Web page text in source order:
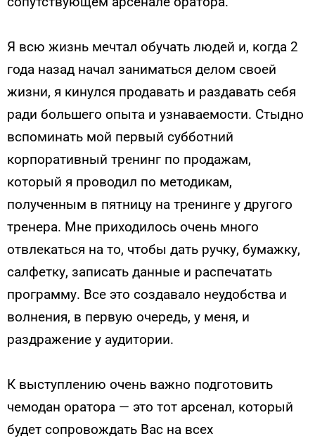
Я всю жизнь мечтал обучать людей и, когда 2
года назад начал заниматься делом своей
жизни, я кинулся продавать и раздавать себя
ради большего опыта и узнаваемости. Стыдно
вспоминать мой первый субботний
корпоративный тренинг по продажам,
который я проводил по методикам,
полученным в пятницу на тренинге у другого
тренера. Мне приходилось очень много
отвлекаться на то, чтобы дать ручку, бумажку,
салфетку, записать данные и распечатать
программу. Все это создавало неудобства и
волнения, в первую очередь, у меня, и
раздражение у аудитории.
К выступлению очень важно подготовить
чемодан оратора — это тот арсенал, который
будет сопровождать Вас на всех